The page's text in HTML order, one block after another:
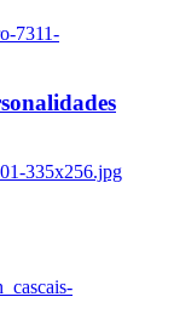
7311-
335x256.jpg